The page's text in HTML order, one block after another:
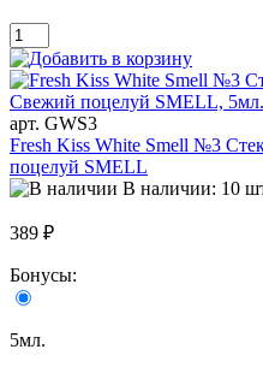
арт. GWS3
Fresh Kiss White Smell №3
поцелуй SMELL
В наличии: 10
389 ₽
Бонусы:
5мл.